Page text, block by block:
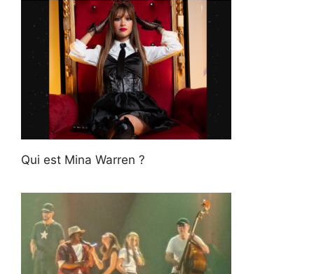
Qui est Mina Warren ?